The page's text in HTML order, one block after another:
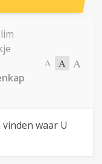
A A A
waar U